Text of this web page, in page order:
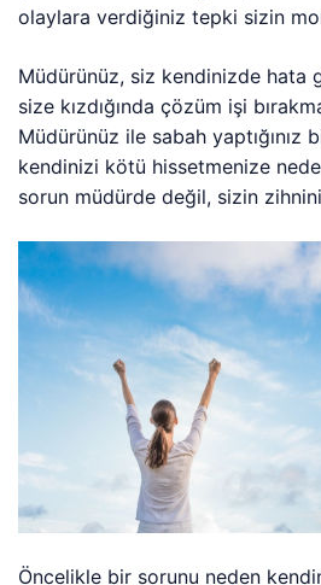
olaylara verdiğiniz tepki sizin
Müdürünüz, siz kendinizde hata
size kızdığında çözüm işi
Müdürünüz ile sabah yaptığınız
kendinizi kötü hissetmenize
sorun müdürde değil, sizin
Öncelikle bir sorunu neden